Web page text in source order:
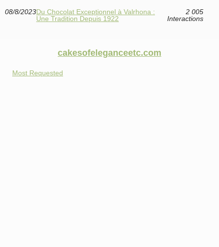
08/8/2023Du Chocolat Exceptionnel à Valrhona :
Une Tradition Depuis 1922
2 005
Interactions
cakesofeleganceetc.com
Most Requested